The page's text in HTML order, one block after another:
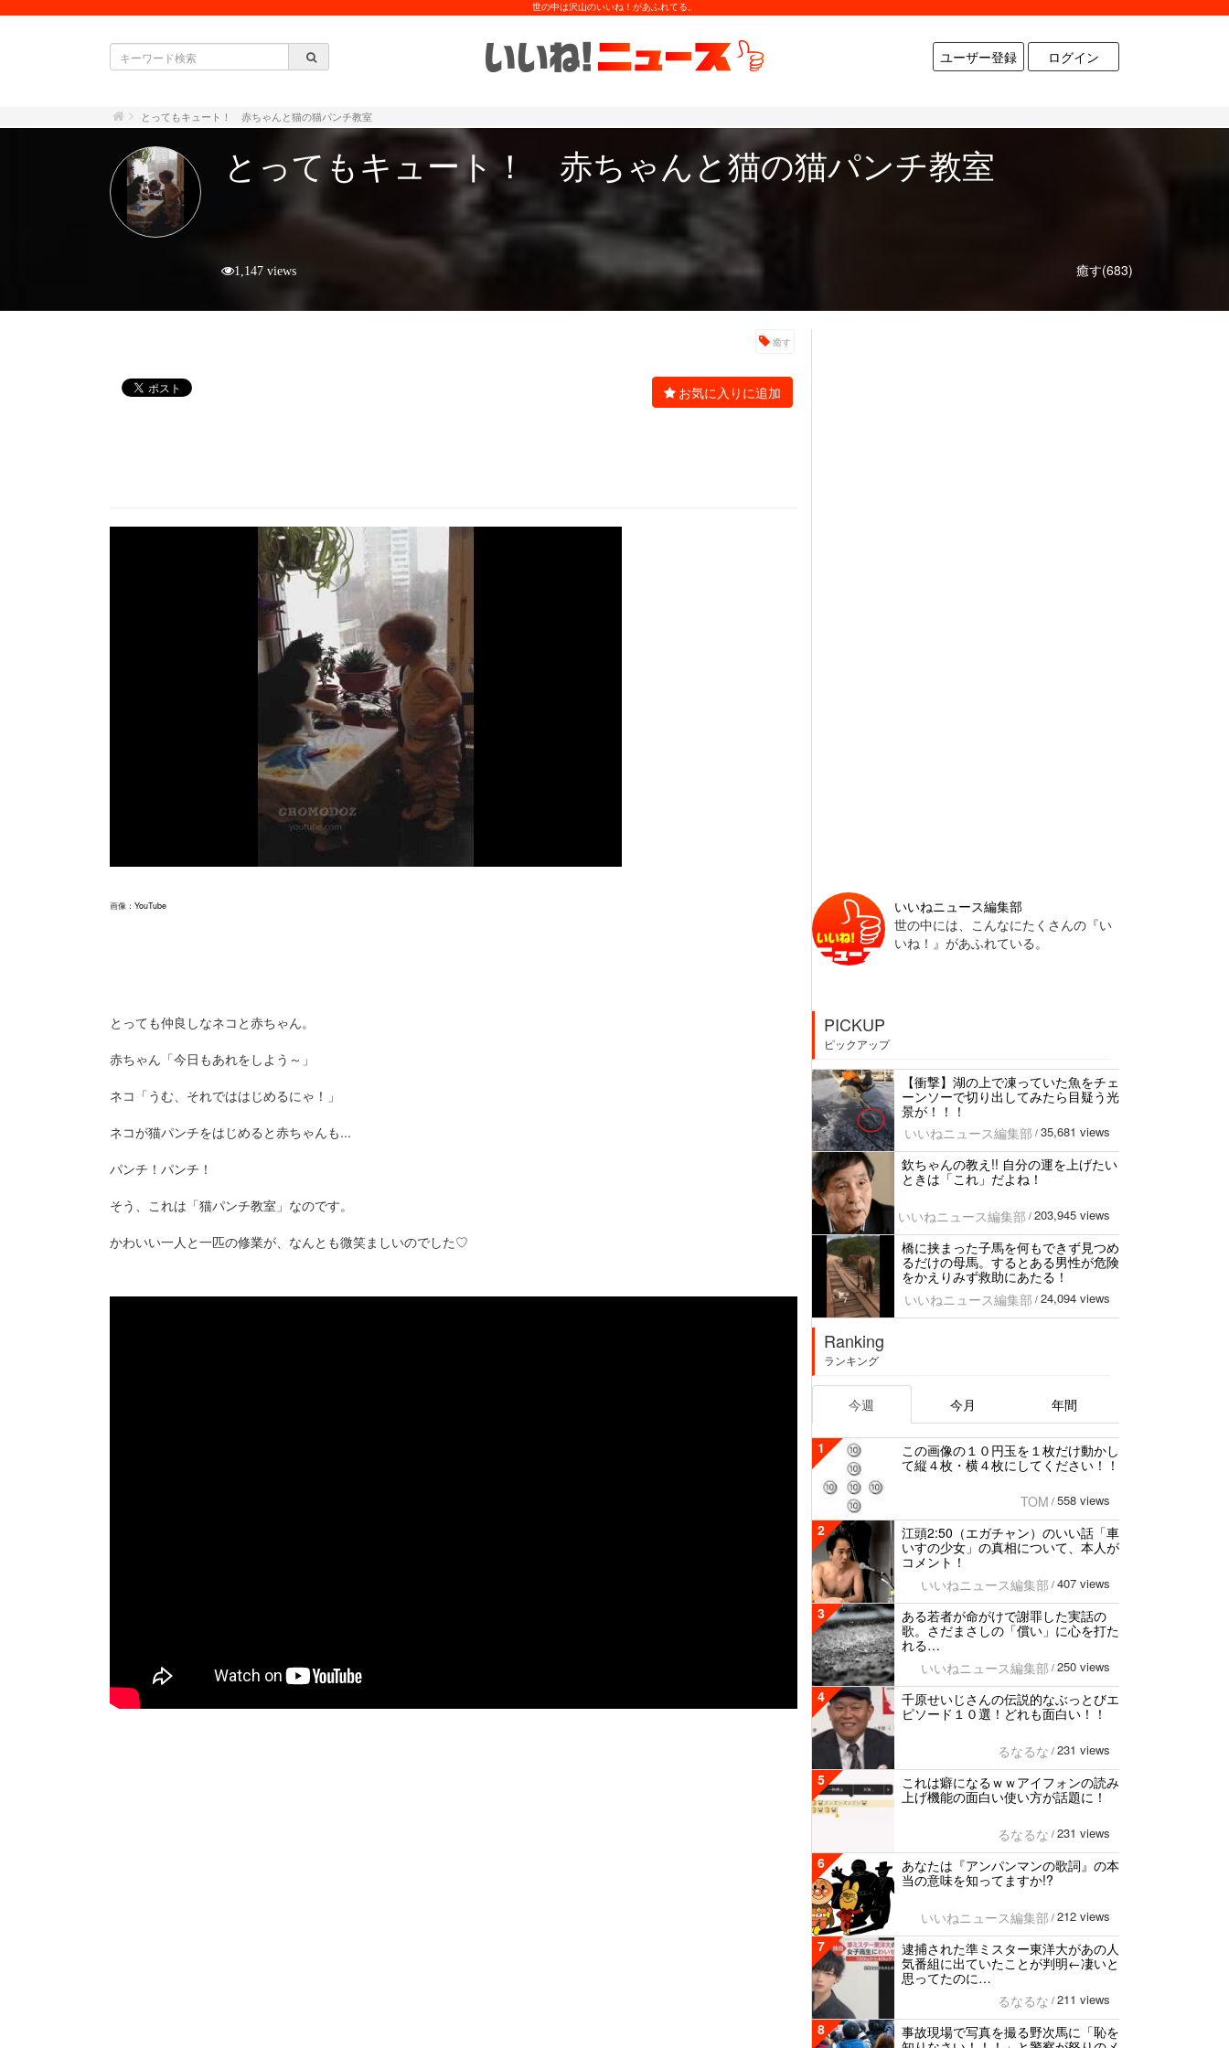
世の中は沢山のいいね！があふれてる。
ユーザー登録 ログイン
とってもキュート！ 赤ちゃんと猫の猫パンチ教室
とってもキュート！ 赤ちゃんと猫の猫パンチ教室
癒す(683)
1,147 views
癒す
お気に入りに追加
画像： YouTube
とっても仲良しなネコと赤ちゃん。
赤ちゃん「今日もあれをしよう～」
ネコ「うむ、それでははじめるにゃ！」
ネコが猫パンチをはじめると赤ちゃんも...
パンチ！パンチ！
そう、これは「猫パンチ教室」なのです。
かわいい一人と一匹の修業が、なんとも微笑ましいのでした♡
いいねニュース編集部
世の中には、こんなにたくさんの『い
いね！』があふれている。
PICKUP
ピックアップ
【衝撃】湖の上で凍っていた魚をチェ
ーンソーで切り出してみたら目疑う光
景が！！！
いいねニュース編集部 / 35,681 views
欽ちゃんの教え!! 自分の運を上げたい
ときは「これ」だよね！
いいねニュース編集部 / 203,945 views
橋に挟まった子馬を何もできず見つめ
るだけの母馬。するとある男性が危険
をかえりみず救助にあたる！
いいねニュース編集部 / 24,094 views
Ranking
ランキング
今週 今月 年間
1
この画像の１０円玉を１枚だけ動かし
て縦４枚・横４枚にしてください！！
TOM / 558 views
2
江頭2:50（エガチャン）のいい話「車
いすの少女」の真相について、本人が
コメント！
いいねニュース編集部 / 407 views
3
ある若者が命がけで謝罪した実話の
歌。さだまさしの「償い」に心を打た
れる…
いいねニュース編集部 / 250 views
4
千原せいじさんの伝説的なぶっとびエ
ピソード１０選！どれも面白い！！
るなるな / 231 views
5
これは癖になるｗｗアイフォンの読み
上げ機能の面白い使い方が話題に！
るなるな / 231 views
6
あなたは『アンパンマンの歌詞』の本
当の意味を知ってますか!?
いいねニュース編集部 / 212 views
7
逮捕された準ミスター東洋大があの人
気番組に出ていたことが判明←凄いと
思ってたのに…
るなるな / 211 views
8
事故現場で写真を撮る野次馬に「恥を